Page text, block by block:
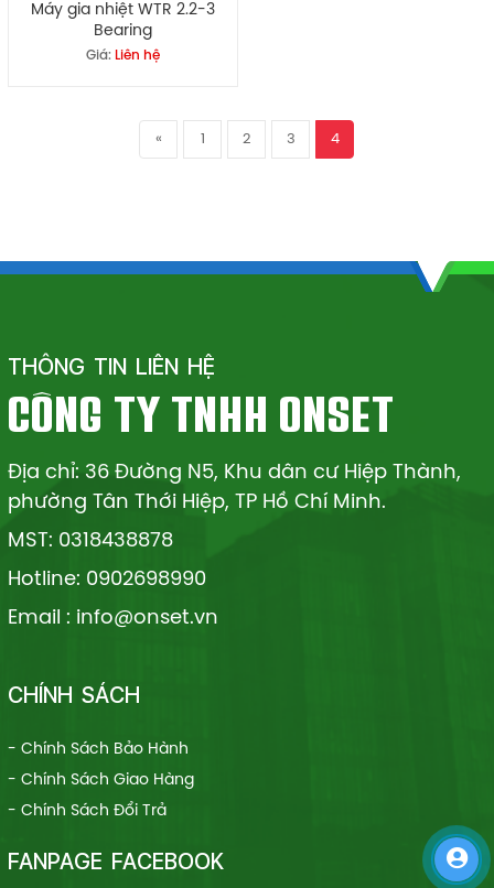
Máy gia nhiệt WTR 2.2-3
Bearing
Giá: Liên hệ
« 1 2 3 4
THÔNG TIN LIÊN HỆ
CÔNG TY TNHH ONSET
Địa chỉ: 36 Đường N5, Khu dân cư Hiệp Thành,
phường Tân Thới Hiệp, TP Hồ Chí Minh.
MST: 0318438878
Hotline: 0902698990
Email : info@onset.vn
CHÍNH SÁCH
- Chính Sách Bảo Hành
- Chính Sách Giao Hàng
- Chính Sách Đổi Trả
FANPAGE FACEBOOK